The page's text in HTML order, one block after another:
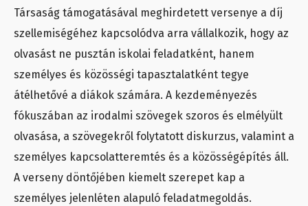
Társaság támogatásával meghirdetett versenye a díj
szellemiségéhez kapcsolódva arra vállalkozik, hogy az
olvasást ne pusztán iskolai feladatként, hanem
személyes és közösségi tapasztalatként tegye
átélhetővé a diákok számára. A kezdeményezés
fókuszában az irodalmi szövegek szoros és elmélyült
olvasása, a szövegekről folytatott diskurzus, valamint a
személyes kapcsolatteremtés és a közösségépítés áll.
A verseny döntőjében kiemelt szerepet kap a
személyes jelenléten alapuló feladatmegoldás.